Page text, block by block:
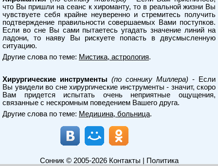
что Вы пришли на сеанс к хироманту, то в реальной жизни Вы
чувствуете себя крайне неуверенно и стремитесь получить
подтверждение правильности совершаемых Вами поступков.
Если во сне Вы сами пытаетесь угадать значение линий на
ладони, то наяву Вы рискуете попасть в двусмысленную
ситуацию.
Другие слова по теме: Мистика, астрология.
Хирургические инструменты (по соннику Миллера) - Если
Вы увидели во сне хирургические инструменты - значит, скоро
Вам придется испытать очень неприятные ощущения,
связанные с нескромным поведением Вашего друга.
Другие слова по теме: Медицина, больница.
Сонник© 2005-2026 Контакты
Политика